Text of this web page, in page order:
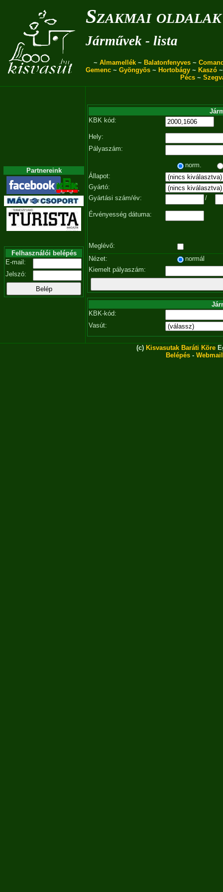
Szakmai oldalak
Járművek - lista
~ Almamellék ~ Balatonfenyves ~
Gemenc ~ Gyöngyös ~ Hortobágy ~ Kaszó
Pécs ~
Partnereink
Felhasználói belépés
E-mail:
Jelszó:
KBK kód:
Hely:
Pályaszám:
norm.
Állapot:
Gyártó:
Gyártási szám/év:
/
Érvényesség dátuma:
Meglévő:
Nézet:
normál
Kiemelt pályaszám:
KBK-kód:
Vasút:
(c) Kisvasutak Baráti Köre
Belépés - Webmail